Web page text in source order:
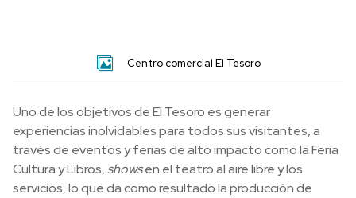
Centro comercial El Tesoro
Uno de los objetivos de El Tesoro es generar
experiencias inolvidables para todos sus visitantes, a
través de eventos y ferias de alto impacto como la Feria
Cultura y Libros,showsen el teatro al aire libre y los
servicios, lo que da como resultado la producción de